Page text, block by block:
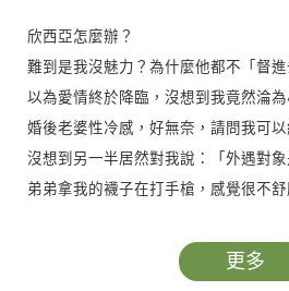
欣西亞怎麼辦？
難到是我沒魅力？為什麼他都不「督進
以為愛情終於降臨，沒想到我竟然淪為
婚後老婆性冷感，好無奈，請問我可以
沒想到另一半居然對我說：「外遇對象
弟弟拿我的襪子在打手槍，感覺很不
社交、通訊軟體氾濫，開放的性關係早
重點是，遇到問題後該如何面對瀕臨破
更多